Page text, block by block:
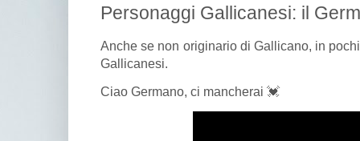
Personaggi Gallicanesi: il
Anche se non originario di Gallicano, in
Gallicanesi.
Ciao Germano, ci mancherai 💓